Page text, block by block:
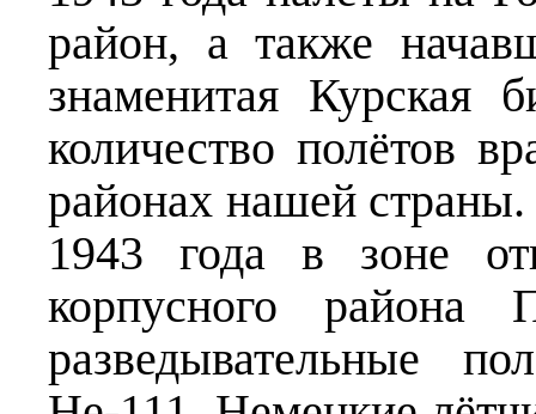
район, а также
знаменитая Курская
количество полётов
районах нашей
1943 года в зоне
корпусного
разведывательные